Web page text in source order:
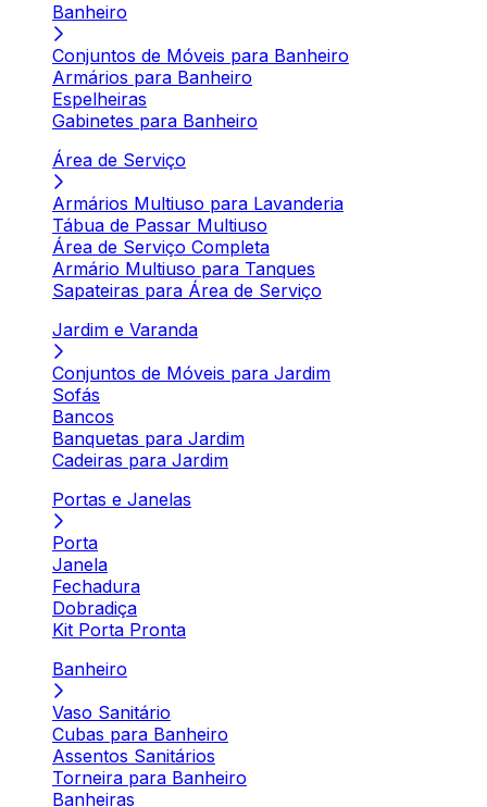
Banheiro
Conjuntos de Móveis para Banheiro
Armários para Banheiro
Espelheiras
Gabinetes para Banheiro
Área de Serviço
Armários Multiuso para Lavanderia
Tábua de Passar Multiuso
Área de Serviço Completa
Armário Multiuso para Tanques
Sapateiras para Área de Serviço
Jardim e Varanda
Conjuntos de Móveis para Jardim
Sofás
Bancos
Banquetas para Jardim
Cadeiras para Jardim
Portas e Janelas
Porta
Janela
Fechadura
Dobradiça
Kit Porta Pronta
Banheiro
Vaso Sanitário
Cubas para Banheiro
Assentos Sanitários
Torneira para Banheiro
Banheiras